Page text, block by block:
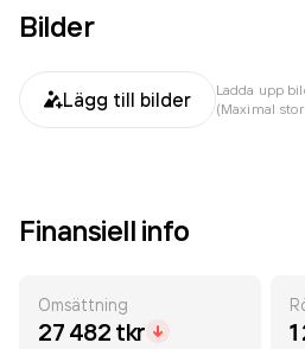
Bilder
Lägg till bilder
Ladda upp
(Maximal
Finansiell info
Omsättning
27 482 tkr